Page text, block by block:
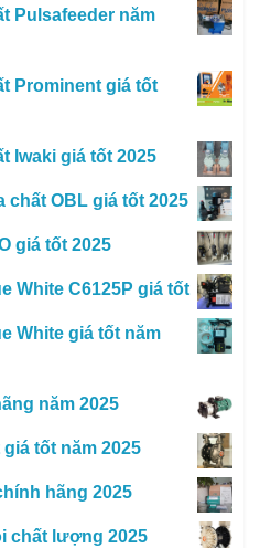
Pulsafeeder năm
Prominent giá tốt
Iwaki giá tốt 2025
chất OBL giá tốt 2025
giá tốt 2025
White C6125P giá tốt
White giá tốt năm
năm 2025
tốt năm 2025
hãng 2025
chất lượng 2025